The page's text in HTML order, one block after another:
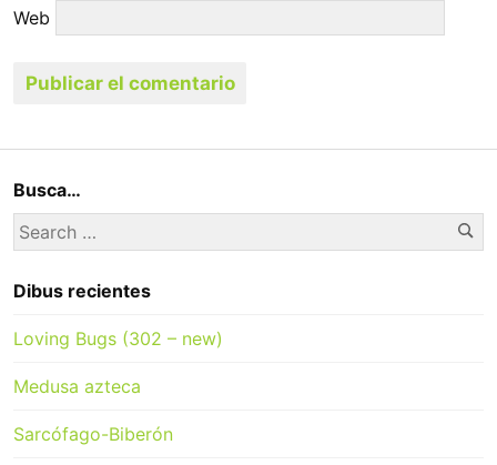
Web
Busca…
Search
for:
Dibus recientes
Loving Bugs (302 – new)
Medusa azteca
Sarcófago-Biberón